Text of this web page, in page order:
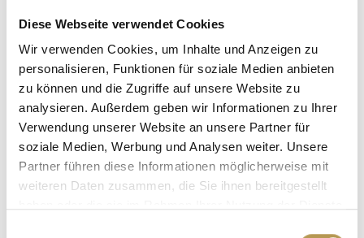
Diese Webseite verwendet Cookies
Wir verwenden Cookies, um Inhalte und Anzeigen zu
personalisieren, Funktionen für soziale Medien anbieten
zu können und die Zugriffe auf unsere Website zu
analysieren. Außerdem geben wir Informationen zu Ihrer
Verwendung unserer Website an unsere Partner für
soziale Medien, Werbung und Analysen weiter. Unsere
Partner führen diese Informationen möglicherweise mit
weiteren Daten zusammen, die Sie ihnen bereitgestellt